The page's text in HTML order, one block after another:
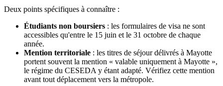
Deux points spécifiques à connaître :
Étudiants non boursiers : les formulaires de visa ne sont
accessibles qu'entre le 15 juin et le 31 octobre de chaque
année.
Mention territoriale : les titres de séjour délivrés à Mayotte
portent souvent la mention « valable uniquement à Mayotte »,
le régime du CESEDA y étant adapté. Vérifiez cette mention
avant tout déplacement vers la métropole.